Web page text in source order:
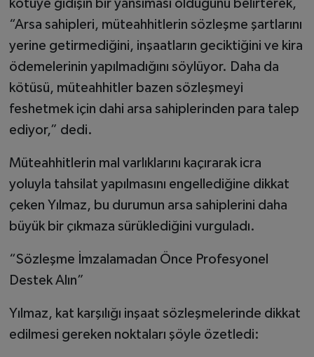
kötüye gidişin bir yansıması olduğunu belirterek,
“Arsa sahipleri, müteahhitlerin sözleşme şartlarını
yerine getirmediğini, inşaatların geciktiğini ve kira
ödemelerinin yapılmadığını söylüyor. Daha da
kötüsü, müteahhitler bazen sözleşmeyi
feshetmek için dahi arsa sahiplerinden para talep
ediyor,” dedi.
Müteahhitlerin mal varlıklarını kaçırarak icra
yoluyla tahsilat yapılmasını engellediğine dikkat
çeken Yılmaz, bu durumun arsa sahiplerini daha
büyük bir çıkmaza sürüklediğini vurguladı.
“Sözleşme İmzalamadan Önce Profesyonel
Destek Alın”
Yılmaz, kat karşılığı inşaat sözleşmelerinde dikkat
edilmesi gereken noktaları şöyle özetledi: